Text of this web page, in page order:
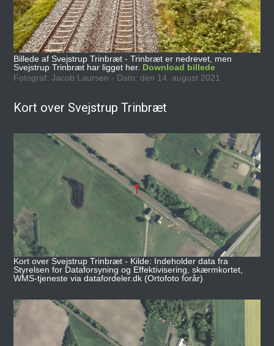
Billede af Svejstrup Trinbræt - Trinbræt er nedrevet, men
Svejstrup Trinbræt har ligget her. Download billede
Fotograf: Jacob Laursen - Dato: den 14. august 2021
Kort over Svejstrup Trinbræt
Kort over Svejstrup Trinbræt - Kilde: Indeholder data fra
Styrelsen for Dataforsyning og Effektivisering, skærmkortet,
WMS-tjeneste via datafordeler.dk (Ortofoto forår)